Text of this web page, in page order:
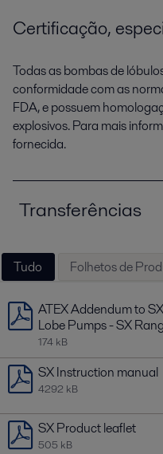
Certificação,
Todas as bombas de
conformidade com as
FDA, e possuem
explosivos. Para mais
fornecida.
Transferências
Tudo Folhetos de
ATEX Addendum to
Lobe Pumps - SX
174 kB
SX Instruction manual
4292 kB
SX Product leaflet
505 kB